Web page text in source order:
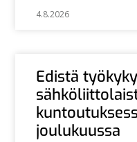
4.8.2026
Edistä
joulukuussa